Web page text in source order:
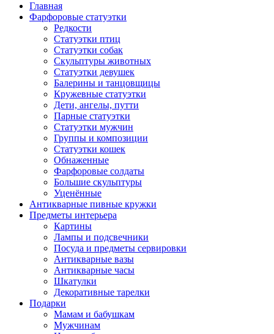
Главная
Фарфоровые статуэтки
Редкости
Cтатуэтки птиц
Cтатуэтки собак
Скульптуры животных
Статуэтки девушек
Балерины и танцовщицы
Кружевные статуэтки
Дети, ангелы, путти
Парные статуэтки
Статуэтки мужчин
Группы и композиции
Статуэтки кошек
Обнаженные
Фарфоровые солдаты
Большие скульптуры
Уценённые
Антикварные пивные кружки
Предметы интерьера
Картины
Лампы и подсвечники
Посуда и предметы сервировки
Антикварные вазы
Антикварные часы
Шкатулки
Декоративные тарелки
Подарки
Мамам и бабушкам
Мужчинам